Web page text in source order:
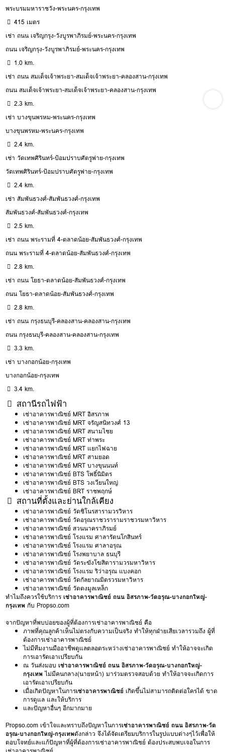
พระบรมมหาราชวัง-พระนคร-กรุงเทพ
415 เมตร
เช่า ถนน เจริญกรุง-วังบูรพาภิรมย์-พระนคร-กรุงเทพ
ถนน เจริญกรุง-วังบูรพาภิรมย์-พระนคร-กรุงเทพ
1.0 km.
เช่า ถนน สมเด็จเจ้าพระยา-สมเด็จเจ้าพระยา-คลองสาน-กรุงเทพ
ถนน สมเด็จเจ้าพระยา-สมเด็จเจ้าพระยา-คลองสาน-กรุงเทพ
2.3 km.
เช่า บางขุนพรหม-พระนคร-กรุงเทพ
บางขุนพรหม-พระนคร-กรุงเทพ
2.4 km.
เช่า วัดเทพศิรินทร์-ป้อมปราบศัตรูพ่าย-กรุงเทพ
วัดเทพศิรินทร์-ป้อมปราบศัตรูพ่าย-กรุงเทพ
2.4 km.
เช่า สัมพันธวงศ์-สัมพันธวงศ์-กรุงเทพ
สัมพันธวงศ์-สัมพันธวงศ์-กรุงเทพ
2.5 km.
เช่า ถนน พระรามที่ 4-ตลาดน้อย-สัมพันธวงศ์-กรุงเทพ
ถนน พระรามที่ 4-ตลาดน้อย-สัมพันธวงศ์-กรุงเทพ
2.8 km.
เช่า ถนน โยธา-ตลาดน้อย-สัมพันธวงศ์-กรุงเทพ
ถนน โยธา-ตลาดน้อย-สัมพันธวงศ์-กรุงเทพ
2.8 km.
เช่า ถนน กรุงธนบุรี-คลองสาน-คลองสาน-กรุงเทพ
ถนน กรุงธนบุรี-คลองสาน-คลองสาน-กรุงเทพ
3.3 km.
เช่า บางกอกน้อย-กรุงเทพ
บางกอกน้อย-กรุงเทพ
3.4 km.
สถานีรถไฟฟ้า
เช่าอาคารพาณิชย์ MRT อิสรภาพ
เช่าอาคารพาณิชย์ MRT จรัญสนิทวงศ์ 13
เช่าอาคารพาณิชย์ MRT สนามไชย
เช่าอาคารพาณิชย์ MRT ท่าพระ
เช่าอาคารพาณิชย์ MRT แยกไฟฉาย
เช่าอาคารพาณิชย์ MRT สามยอด
เช่าอาคารพาณิชย์ MRT บางขุนนนท์
เช่าอาคารพาณิชย์ BTS โพธิ์นิมิตร
เช่าอาคารพาณิชย์ BTS วงเวียนใหญ่
เช่าอาคารพาณิชย์ BRT ราชพฤกษ์
สถานที่ตั้งและย่านใกล้เคียง
เช่าอาคารพาณิชย์ วัดชิโนรสารามวรวิหาร
เช่าอาคารพาณิชย์ วัดอรุณราชวรารามราชวรมหาวิหาร
เช่าอาคารพาณิชย์ สวนนาคราภิรมย์
เช่าอาคารพาณิชย์ โรงแรม ศาลารัตนโกสินทร์
เช่าอาคารพาณิชย์ โรงแรม ศาลาอรุณ
เช่าอาคารพาณิชย์ โรงพยาบาล ธนบุรี
เช่าอาคารพาณิชย์ วัดระฆังโฆสิตารามวรมหาวิหาร
เช่าอาคารพาณิชย์ โรงแรม ริว่าอรุณ แบงคอก
เช่าอาคารพาณิชย์ วัดกัลยาณมิตรวรมหาวิหาร
เช่าอาคารพาณิชย์ วัดดงมูลเหล็ก
ทำไมถึงควรใช้บริการเช่าอาคารพาณิชย์ ถนน อิสรภาพ-วัดอรุณ-บางกอกใหญ่-
กรุงเทพ กับ Propso.com
จากปัญหาที่พบบ่อยของผู้ที่ต้องการเช่าอาคารพาณิชย์ คือ
ภาพที่คุณลูกค้าเห็นไม่ตรงกับความเป็นจริง ทำให้ทุกฝ่ายเสียเวลารวมถึง ผู้ที่
ต้องการเช่าอาคารพาณิชย์
ไม่มีทีมงานมืออาชีพดูแลตลอดระหว่างเช่าอาคารพาณิชย์ ทำให้อาจจะเกิด
การเอารัดเอาเปรียบกัน
ณ วันส่งมอบเช่าอาคารพาณิชย์ ถนน อิสรภาพ-วัดอรุณ-บางกอกใหญ่-
กรุงเทพ ไม่มีคนกลาง(นายหน้า) มาร่วมตรวจสอบด้วย ทำให้อาจจะเกิดการ
เอารัดเอาเปรียบกัน
เมื่อเกิดปัญหาในการเช่าอาคารพาณิชย์ เกิดขึ้นไม่สามารถติดต่อใครได้ ขาด
การดูแล และให้บริการ
และปัญหาอื่นๆ อีกมากมาย
Propso.com เข้าใจและทราบถึงปัญหาในการเช่าอาคารพาณิชย์ ถนน อิสรภาพ-วัด
อรุณ-บางกอกใหญ่-กรุงเทพดังกล่าว จึงได้จัดเตรียมบริการในรูปแบบต่างๆไว้เพื่อให้
ตอบโจทย์และแก้ปัญหาที่ผู้ที่ต้องการเช่าอาคารพาณิชย์ ต้องประสบพบเจอในการ